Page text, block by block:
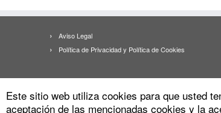
Aviso Legal
Política de Privacidad y Política de Cookies
Este sitio web utiliza cookies para que usted
aceptación de las mencionadas cookies y la